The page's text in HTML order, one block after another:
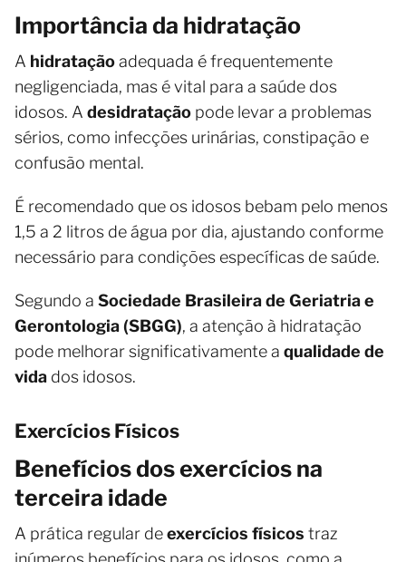
Importância da hidratação
A hidrataçãoadequada é frequentemente
negligenciada, mas é vital para a saúde dos
idosos. A desidratação pode levar a problemas
sérios, como infecções urinárias, constipação e
confusão mental.
É recomendado que os idosos bebam pelo menos
1,5 a 2 litros de água por dia, ajustando conforme
necessário para condições específicas de saúde.
Segundo a Sociedade Brasileira de Geriatria e
Gerontologia (SBGG), a atenção à hidratação
pode melhorar significativamente a qualidade de
vida dos idosos.
Exercícios Físicos
Benefícios dos exercícios na
terceira idade
A prática regular deexercícios físicos traz